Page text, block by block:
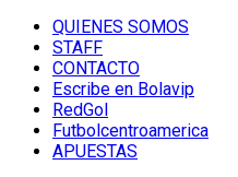
QUIENES SOMOS
STAFF
CONTACTO
Escribe en Bolavip
RedGol
Futbolcentroamerica
APUESTAS